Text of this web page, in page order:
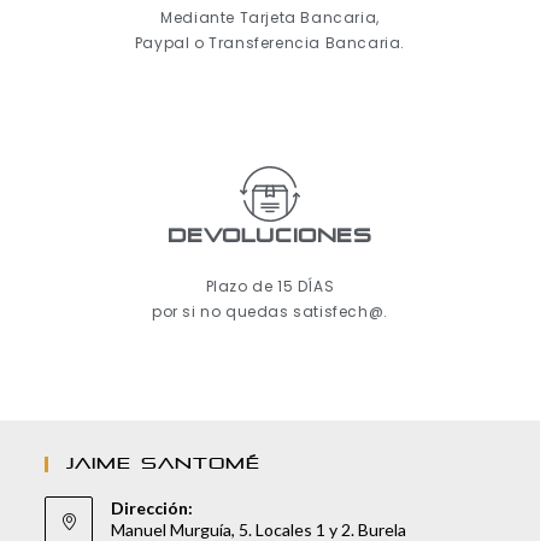
Mediante Tarjeta Bancaria,
Paypal o Transferencia Bancaria.
Devoluciones
Plazo de 15 DÍAS
por si no quedas satisfech@.
JAIME SANTOMÉ
Dirección:
Manuel Murguía, 5. Locales 1 y 2. Burela